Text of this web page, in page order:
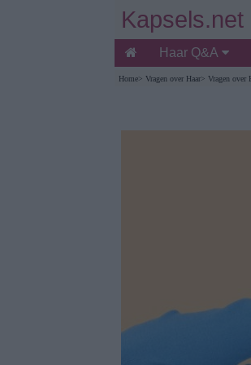
Kapsels.net
Haar Q&A
Home> Vragen over Haar> Vragen over